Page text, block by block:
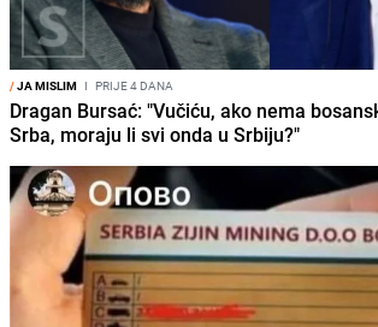
/JA MISLIM I PRIJE 4 DANA
Dragan Bursać: "Vučiću, ako nema
Srba, moraju li svi onda u Srbiju?"